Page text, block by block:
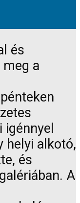
és
a
helyi alkotó,
és
A